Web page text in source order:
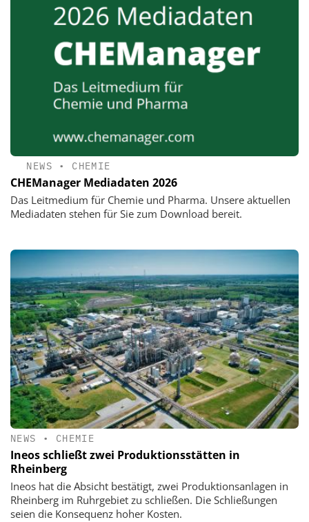
NEWS • CHEMIE
CHEManager Mediadaten 2026
Das Leitmedium für Chemie und Pharma. Unsere aktuellen
Mediadaten stehen für Sie zum Download bereit.
NEWS • CHEMIE
Ineos schließt zwei Produktionsstätten in
Rheinberg
Ineos hat die Absicht bestätigt, zwei Produktionsanlagen in
Rheinberg im Ruhrgebiet zu schließen. Die Schließungen
seien die Konsequenz hoher Kosten.